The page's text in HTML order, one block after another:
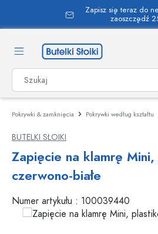
zawartości
Zapisz się teraz do
zaoszczędź
Pokrywki & zamknięcia Pokrywki według kształtu
BUTELKI SŁOIKI
Zapięcie na klamrę
czerwono-białe
Numer artykułu : 100039440